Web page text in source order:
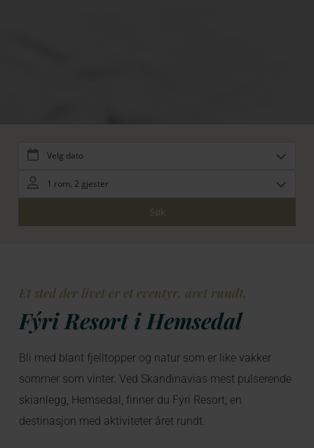
Et sted der livet er et eventyr, året rundt.
Fýri Resort i Hemsedal
Bli med blant fjelltopper og natur som er like vakker
sommer som vinter. Ved Skandinavias mest pulserende
skianlegg, Hemsedal, finner du Fýri Resort, en
destinasjon med aktiviteter året rundt.